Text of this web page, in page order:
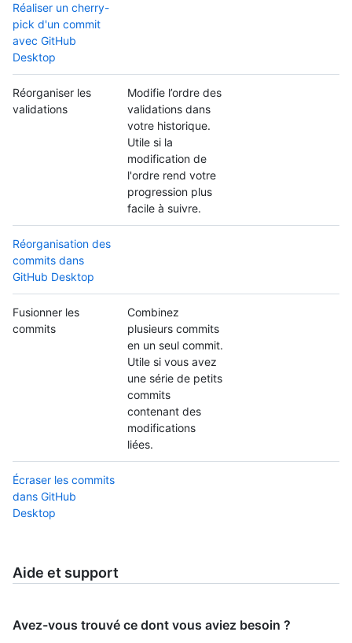
Réaliser un cherry-
pick d'un commit
avec GitHub
Desktop
Réorganiser les
validations
Modifie l’ordre des
validations dans
votre historique.
Utile si la
modification de
l'ordre rend votre
progression plus
facile à suivre.
Réorganisation des
commits dans
GitHub Desktop
Fusionner les
commits
Combinez
plusieurs commits
en un seul commit.
Utile si vous avez
une série de petits
commits
contenant des
modifications
liées.
Écraser les commits
dans GitHub
Desktop
Aide et support
Avez-vous trouvé ce dont vous aviez besoin ?